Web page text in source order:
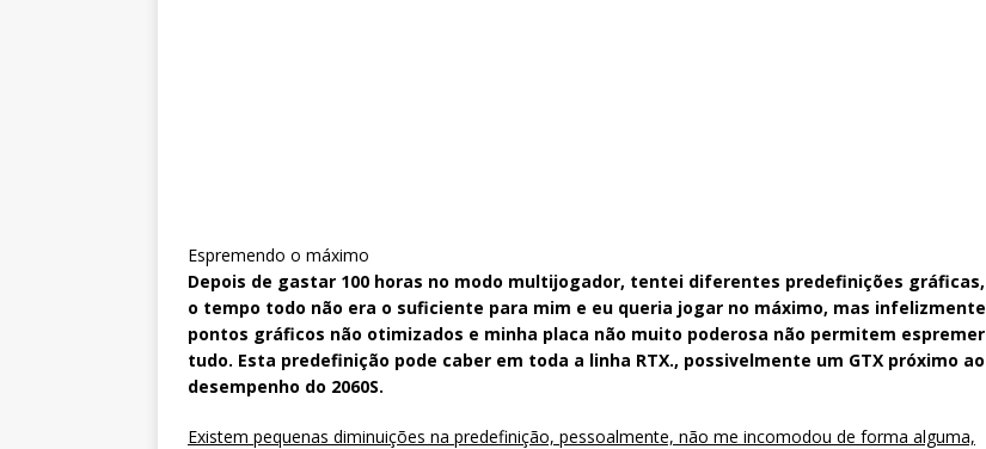
Espremendo o máximo
Depois de gastar 100 horas no modo multijogador, tentei diferentes predefinições gráficas,
o tempo todo não era o suficiente para mim e eu queria jogar no máximo, mas infelizmente
pontos gráficos não otimizados e minha placa não muito poderosa não permitem espremer
tudo. Esta predefinição pode caber em toda a linha RTX., possivelmente um GTX próximo ao
desempenho do 2060S.
Existem pequenas diminuições na predefinição, pessoalmente, não me incomodou de forma alguma,